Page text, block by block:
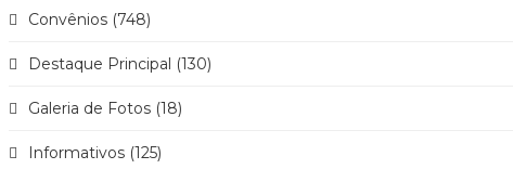
Convênios (748)
Destaque Principal (130)
Galeria de Fotos (18)
Informativos (125)